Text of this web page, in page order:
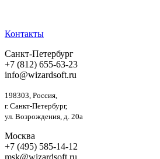
Контакты
Санкт-Петербург
+7 (812) 655-63-23
info@wizardsoft.ru
198303, Россия,
г. Санкт-Петербург,
ул. Возрождения, д. 20а
Москва
+7 (495) 585-14-12